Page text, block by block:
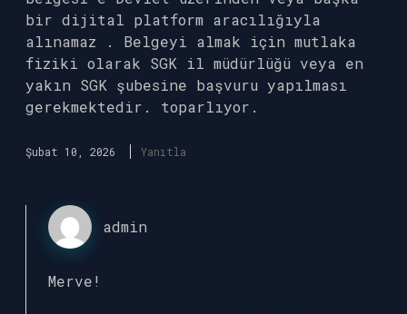
bir dijital platform aracılığıyla
alınamaz . Belgeyi almak için mutlaka
fiziki olarak SGK il müdürlüğü veya en
yakın SGK şubesine başvuru yapılması
gerekmektedir. toparlıyor.
Şubat 10, 2026 Yanıtla
admin
Merve!